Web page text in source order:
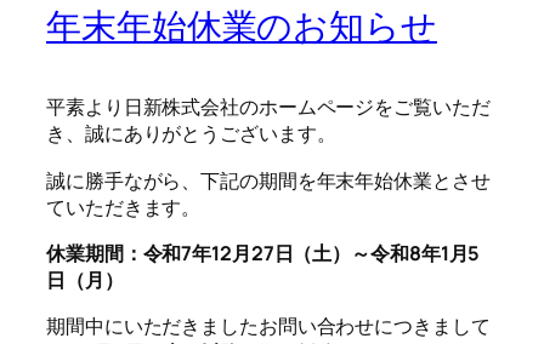
年末年始休業のお知らせ
平素より日新株式会社のホームページをご覧いただ
き、誠にありがとうございます。
誠に勝手ながら、下記の期間を年末年始休業とさせ
ていただきます。
休業期間：令和7年12月27日（土）～令和8年1月5
日（月）
期間中にいただきましたお問い合わせにつきまして